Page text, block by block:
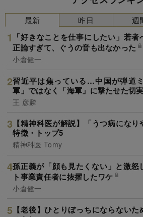
最新
「好きなことを仕事にしたい」若
正論すぎて、ぐうの音も出なかった
小倉健一
習近平は焦っている…中国が弾道
軍」ではなく「海軍」に撃たせた切
王 彦麟
【精神科医が解説】「うつ病にな
特徴・トップ5
精神科医 Tomy
孫正義が「顔も見たくない」と激怒
ト事業責任者に抜擢したワケ
小倉健一
【老後】ひとりぼっちにならない
昨日 週